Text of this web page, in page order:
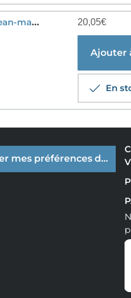
Une Minute De Silence : L'affaire Jean-marie Demange Ou La Derive Meurtriere D'un Depute Sous La V Republique 20,05€
Ajouter
En
mes préférences de